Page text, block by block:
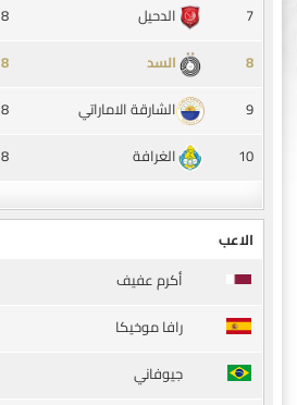
7
الدحيل 8
8
السد 8
9
الشارقة الاماراتي 8
10
الغرافة 8
الاعب
أكرم عفيف
رافا موخيكا
جيوفاني